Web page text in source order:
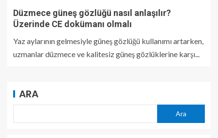
Düzmece güneş gözlüğü nasıl anlaşılır?
Üzerinde CE dokümanı olmalı
Yaz aylarının gelmesiyle güneş gözlüğü kullanımı artarken,
uzmanlar düzmece ve kalitesiz güneş gözlüklerine karşı...
ARA
Ara